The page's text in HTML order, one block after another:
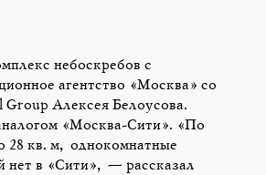
небоскребов с
агентство «Москва» со
Group Алексея Белоусова.
«Москва-Сити». «По
28 кв. м, однокомнатные
нет в «Сити», — рассказал